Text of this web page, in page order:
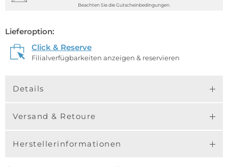
Beachten Sie die Gutscheinbedingungen.
Lieferoption:
Click & Reserve
Filialverfügbarkeiten anzeigen & reservieren
Details
Versand & Retoure
Herstellerinformationen